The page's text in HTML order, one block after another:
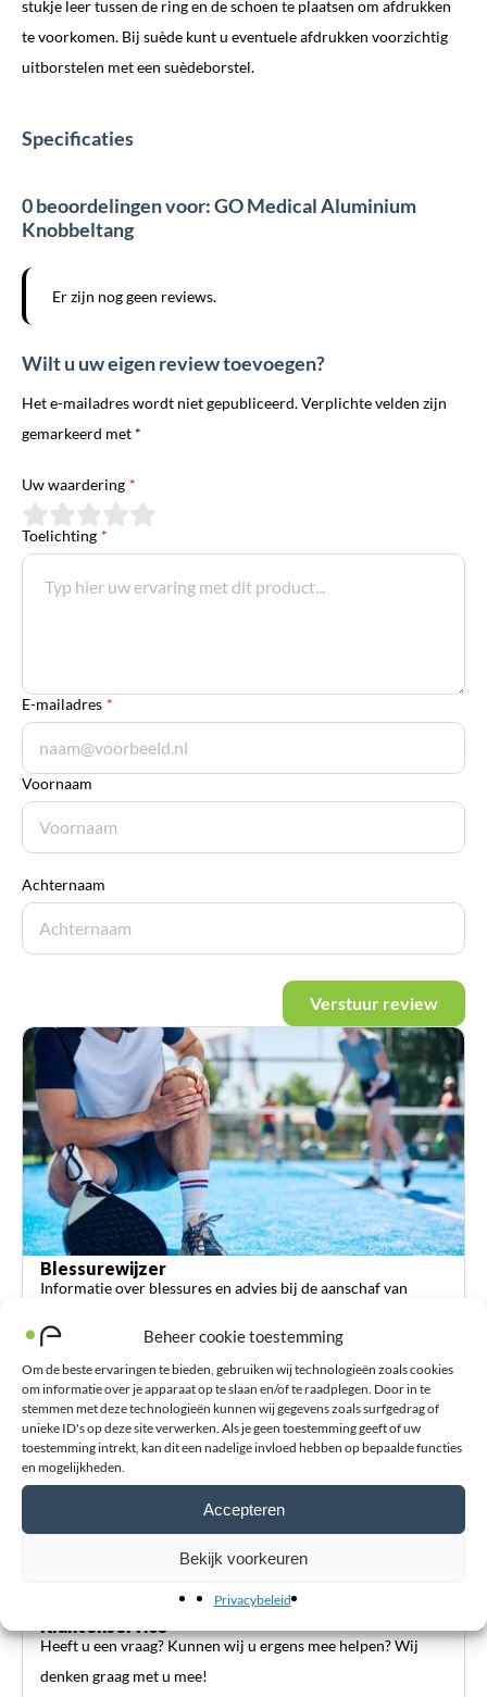
Beheer cookie toestemming
Om de beste ervaringen te bieden, gebruiken wij technologieën zoals cookies
om informatie over je apparaat op te slaan en/of te raadplegen. Door in te
stemmen met deze technologieën kunnen wij gegevens zoals surfgedrag of
unieke ID's op deze site verwerken. Als je geen toestemming geeft of uw
toestemming intrekt, kan dit een nadelige invloed hebben op bepaalde functies
en mogelijkheden.
Accepteren
Bekijk voorkeuren
Privacybeleid
stukje leer tussen de ring en de schoen te plaatsen om afdrukken
te voorkomen. Bij suède kunt u eventuele afdrukken voorzichtig
uitborstelen met een suèdeborstel.
Specificaties
0 beoordelingen voor: GO Medical Aluminium
Knobbeltang
Er zijn nog geen reviews.
Wilt u uw eigen review toevoegen?
Het e-mailadres wordt niet gepubliceerd. Verplichte velden zijn
gemarkeerd met *
Uw waardering *
Toelichting *
E-mailadres *
Voornaam
Achternaam
Verstuur review
Blessurewijzer
Informatie over blessures en advies bij de aanschaf van
bandages.
Heeft u een vraag? Kunnen wij u ergens mee helpen? Wij
denken graag met u mee!